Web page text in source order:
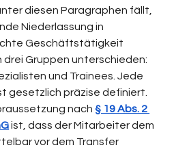
diesen Paragraphen fällt,
Niederlassung in
Geschäftstätigkeit
drei Gruppen unterschieden:
und Trainees. Jede
gesetzlich präzise definiert.
nach § 19 Abs. 2
ist, dass der Mitarbeiter dem
vor dem Transfer